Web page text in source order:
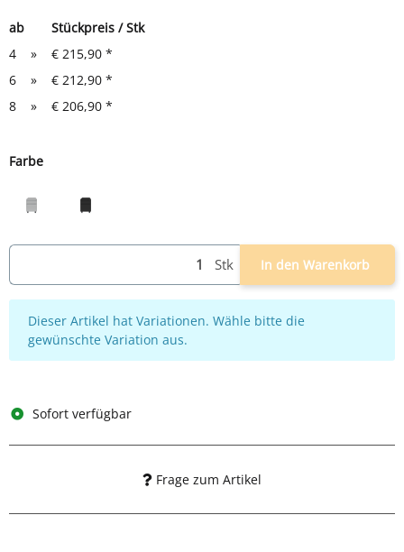
ab
Stückpreis / Stk
4
» € 215,90 *
6
» € 212,90 *
8
» € 206,90 *
Farbe
Stk In den Warenkorb
x
Dieser Artikel hat Variationen. Wähle bitte die
gewünschte Variation aus.
Sofort verfügbar
Frage zum Artikel